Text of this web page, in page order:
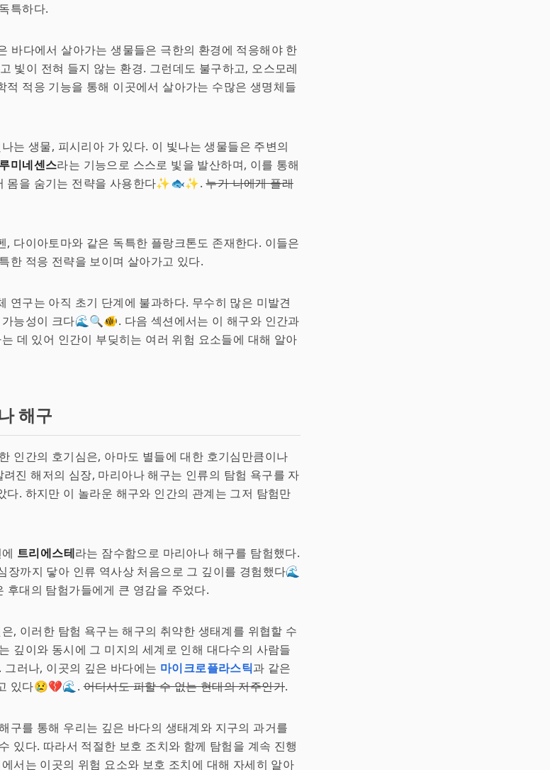
특하다.
바다에서 살아가는 생물들은 극한의 환경에 적응해야 한
빛이 전혀 들지 않는 환경. 그런데도 불구하고, 오스모레
적 적응 기능을 통해 이곳에서 살아가는 수많은 생명체들
는 생물, 피시리아 가 있다. 이 빛나는 생물들은 주변의
미네센스라는 기능으로 스스로 빛을 발산하며, 이를 통해
몸을 숨기는 전략을 사용한다✨🐟✨.누가 나에게 플래
, 다이아토마와 같은 독특한 플랑크톤도 존재한다. 이들은
한 적응 전략을 보이며 살아가고 있다.
연구는 아직 초기 단계에 불과하다. 무수히 많은 미발견
능성이 크다🌊🔍🐠. 다음 섹션에서는 이 해구와 인간과
데 있어 인간이 부딪히는 여러 위험 요소들에 대해 알아
해구
인간의 호기심은, 아마도 별들에 대한 호기심만큼이나
진 해저의 심장, 마리아나 해구는 인류의 탐험 욕구를 자
다. 하지만 이 놀라운 해구와 인간의 관계는 그저 탐험만
트리에스테라는 잠수함으로 마리아나 해구를 탐험했다.
장까지 닿아 인류 역사상 처음으로 그 깊이를 경험했다🌊
대의 탐험가들에게 큰 영감을 주었다.
, 이러한 탐험 욕구는 해구의 취약한 생태계를 위협할 수
깊이와 동시에 그 미지의 세계로 인해 대다수의 사람들
러나, 이곳의 깊은 바다에는 마이크로플라스틱과 같은
있다😢💔🌊.어디서도 피할 수 없는 현대의 저주인가.
구를 통해 우리는 깊은 바다의 생태계와 지구의 과거를
있다. 따라서 적절한 보호 조치와 함께 탐험을 계속 진행
서는 이곳의 위험 요소와 보호 조치에 대해 자세히 알아